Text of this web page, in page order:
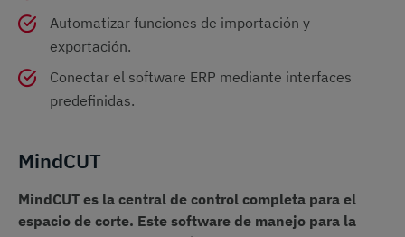
Automatizar funciones de importación y
exportación.
Conectar el software ERP mediante interfaces
predefinidas.
MindCUT
MindCUT es la central de control completa para el
espacio de corte. Este software de manejo para la